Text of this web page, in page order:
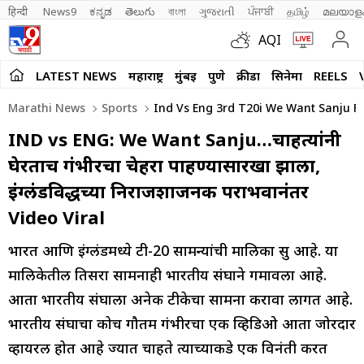
हिन्दी News9 ಕನ್ನಡ తెలుగు বাংলা ગુજરાતી ਪੰਜਾਬੀ தமிழ்
AQI
LATEST NEWS महाराष्ट्र मुंबई पुणे क्रीडा सिनेमा REELS
Marathi News Sports Ind Vs Eng 3rd T20i We Want Sanju
IND vs ENG: We Want Sanju…चाहत्यांनी
घेरताच गंभीरचा चेहरा पाहण्यासारखा झाला,
इंग्लंडविरुद्धच्या निराजशाजनक पराभवानंतर
Video Viral
भारत आणि इंग्लंडमध्ये टी-20 सामन्यांची मालिका सुरु आहे. या
मालिकेतील तिसरा सामनाही भारतीय संघाने गमावला आहे.
आता भारतीय संघाला अनेक टीकेचा सामना करावा लागत आहे.
भारतीय संघाचा कोच गौतम गंभीरचा एक व्हिडिओ आता जोरदार
व्हायरल होत आहे ज्यात चाहते त्याच्याकडे एक विनंती करत